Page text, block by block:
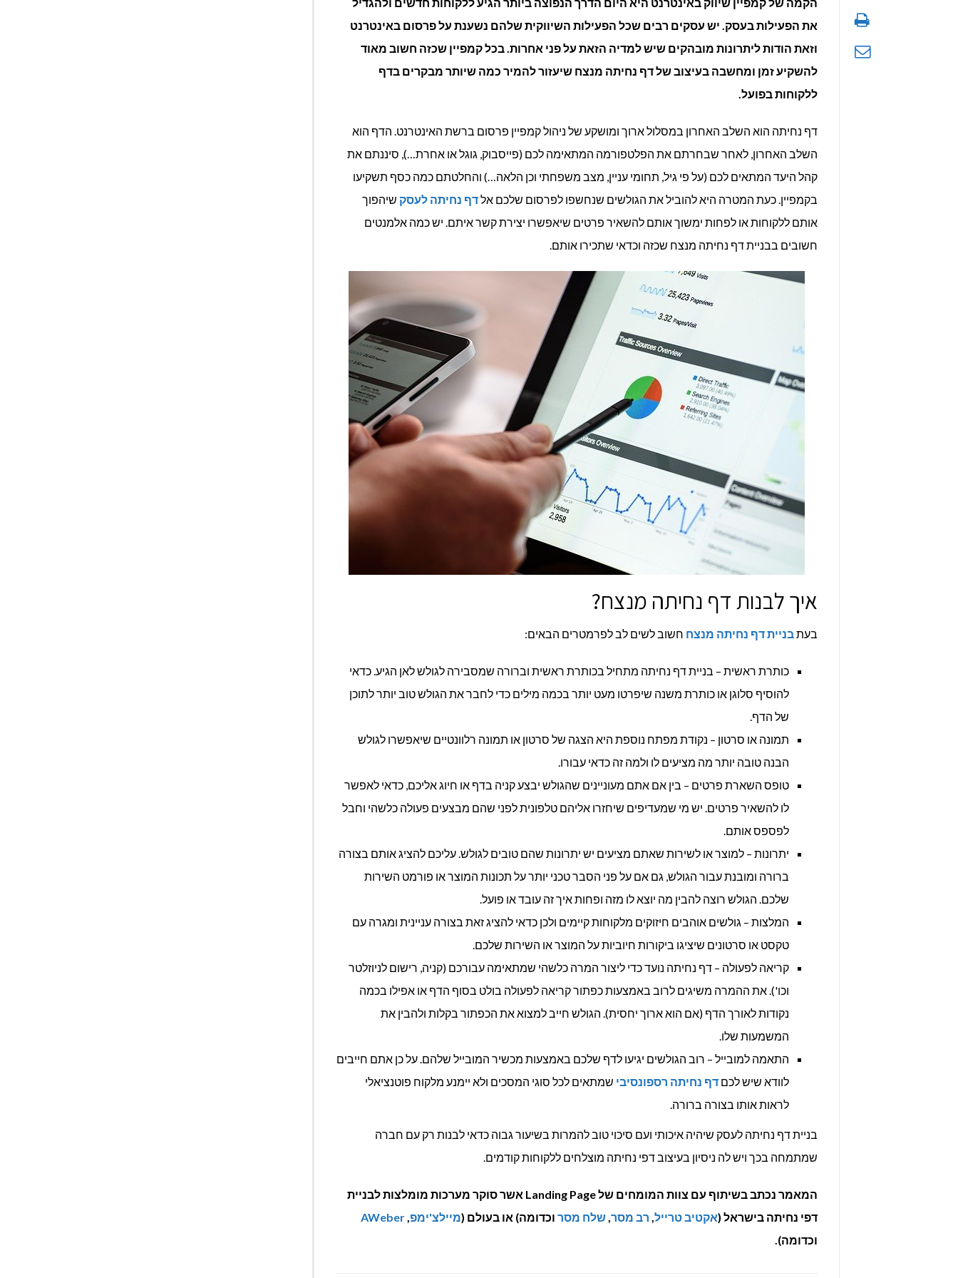
נחיתה
את הפעילות בעסק. יש עסקים רבים שכל הפעילות השיווקית שלהם נשענת על פרסום באינטרנט
וזאת הודות ליתרונות מובהקים שיש למדיה הזאת על פני אחרות. בכל קמפיין שכזה חשוב מאוד
להשקיע זמן ומחשבה בעיצוב של דף נחיתה מנצח שיעזור להמיר כמה שיותר מבקרים בדף
ללקוחות בפועל.
דף נחיתה הוא השלב האחרון במסלול ארוך ומושקע של ניהול קמפיין פרסום ברשת האינטרנט. הדף הוא
השלב האחרון, לאחר שבחרתם את הפלטפורמה המתאימה לכם (פייסבוק, גוגל או אחרת…), סיננתם את
קהל היעד המתאים לכם (על פי גיל, תחומי עניין, מצב משפחתי וכן הלאה…) והחלטתם כמה כסף תשקיעו
בקמפיין. כעת המטרה היא להוביל את הגולשים שנחשפו לפרסום שלכם אלדף נחיתה לעסק שיהפוך
אותם ללקוחות או לפחות ימשוך אותם להשאיר פרטים שיאפשרו יצירת קשר איתם. יש כמה אלמנטים
חשובים בבניית דף נחיתה מנצח שכזה וכדאי שתכירו אותם.
איך לבנות דף נחיתה מנצח?
בעתבניית דף נחיתה מנצח חשוב לשים לב לפרמטרים הבאים:
כותרת ראשית – בניית דף נחיתה מתחיל בכותרת ראשית וברורה שמסבירה לגולש לאן הגיע. כדאי
להוסיף סלוגן או כותרת משנה שיפרטו מעט יותר בכמה מילים כדי לחבר את הגולש טוב יותר לתוכן
של הדף.
תמונה או סרטון – נקודת מפתח נוספת היא הצגה של סרטון או תמונה רלוונטיים שיאפשרו לגולש
הבנה טובה יותר מה מציעים לו ולמה זה כדאי עבורו.
טופס השארת פרטים – בין אם אתם מעוניינים שהגולש יבצע קניה בדף או חיוג אליכם, כדאי לאפשר
לו להשאיר פרטים. יש מי שמעדיפים שיחזרו אליהם טלפונית לפני שהם מבצעים פעולה כלשהי וחבל
לפספס אותם.
יתרונות – למוצר או לשירות שאתם מציעים יש יתרונות שהם טובים לגולש. עליכם להציג אותם בצורה
ברורה ומובנת עבור הגולש, גם אם על פני הסבר טכני יותר על תכונות המוצר או פורמט השירות
שלכם. הגולש רוצה להבין מה יוצא לו מזה ופחות איך זה עובד או פועל.
המלצות – גולשים אוהבים חיזוקים מלקוחות קיימים ולכן כדאי להציג זאת בצורה עניינית ומגרה עם
טקסט או סרטונים שיציגו ביקורות חיוביות על המוצר או השירות שלכם.
קריאה לפעולה – דף נחיתה נועד כדי ליצור המרה כלשהי שמתאימה עבורכם (קניה, רישום לניוזלטר
וכו'). את ההמרה משיגים לרוב באמצעות כפתור קריאה לפעולה בולט בסוף הדף או אפילו בכמה
נקודות לאורך הדף (אם הוא ארוך יחסית). הגולש חייב למצוא את הכפתור בקלות ולהבין את
המשמעות שלו.
התאמה למובייל – רוב הגולשים יגיעו לדף שלכם באמצעות מכשיר המובייל שלהם. על כן אתם חייבים
לוודא שיש לכם דף נחיתה רספונסיבי שמתאים לכל סוגי המסכים ולא יימנע מלקוח פוטנציאלי
לראות אותו בצורה ברורה.
בניית דף נחיתה לעסק שיהיה איכותי ועם סיכוי טוב להמרות בשיעור גבוה כדאי לבנות רק עם חברה
שמתמחה בכך ויש לה ניסיון בעיצוב דפי נחיתה מוצלחים ללקוחות קודמים.
המאמר נכתב בשיתוף עם צוות המומחים של Landing Page אשר סוקר מערכות מומלצות לבניית
דפי נחיתה בישראל (אקטיב טרייל, רב מסר,שלח מסר וכדומה) או בעולם (מיילצ'ימפ,
AWeber
וכדומה).